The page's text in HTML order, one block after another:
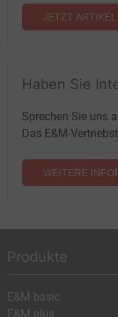
JETZT
Haben Sie
Sprechen Sie uns
Das E&M-
WEITERE
Produkte
E&M basic
E&M plus